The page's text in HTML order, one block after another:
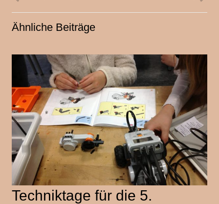
Ähnliche Beiträge
Techniktage für die 5.